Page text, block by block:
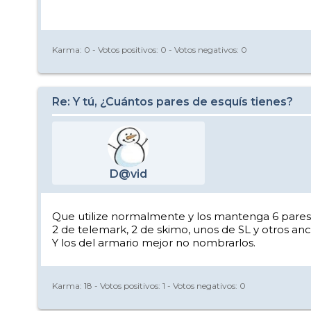
Karma: 0 - Votos positivos: 0 - Votos negativos: 0
Re: Y tú, ¿Cuántos pares de esquís tienes?
D@vid
Que utilize normalmente y los mantenga 6
2 de telemark, 2 de skimo, unos de SL y otros
Y los del armario mejor no nombrarlos.
Karma: 18 - Votos positivos: 1 - Votos negativos: 0